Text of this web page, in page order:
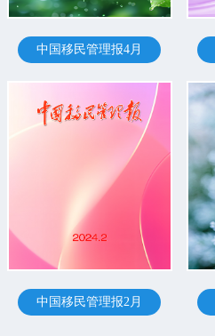
中国移民管理报4月
中国移民管理报2月